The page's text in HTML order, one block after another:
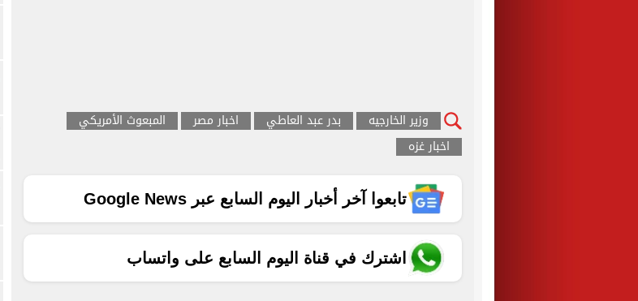
وزير الخارجيه بدر عبد العاطي اخبار مصر
المبعوث الأمريكي
اخبار غزه
تابعوا آخر أخبار اليوم السابع عبر Google News
اشترك في قناة اليوم السابع على واتساب